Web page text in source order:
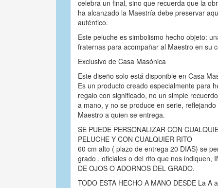
celebra un final, sino que recuerda que la
ha alcanzado la Maestría debe preservar
auténtico.
Este peluche es simbolismo hecho objeto:
fraternas para acompañar al Maestro en su
Exclusivo de Casa Masónica
Este diseño solo está disponible en Casa
Es un producto creado especialmente para
regalo con significado, no un simple
a mano, y no se produce en serie,
Maestro a quien se entrega.
SE PUEDE PERSONALIZAR CON
PELUCHE Y CON CUALQUIER RITO
60 cm alto ( plazo de entrega 20 DIAS) se
grado , oficiales o del rito que nos indiquen,
DE OJOS O ADORNOS DEL GRADO.
TODO ESTA HECHO A MANO DESDE La A